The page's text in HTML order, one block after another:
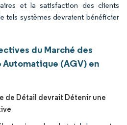
et la satisfaction des clients
tels systèmes devraient bénéficier
du Marché des
Automatique (AGV) en
de Détail devrait Détenir une